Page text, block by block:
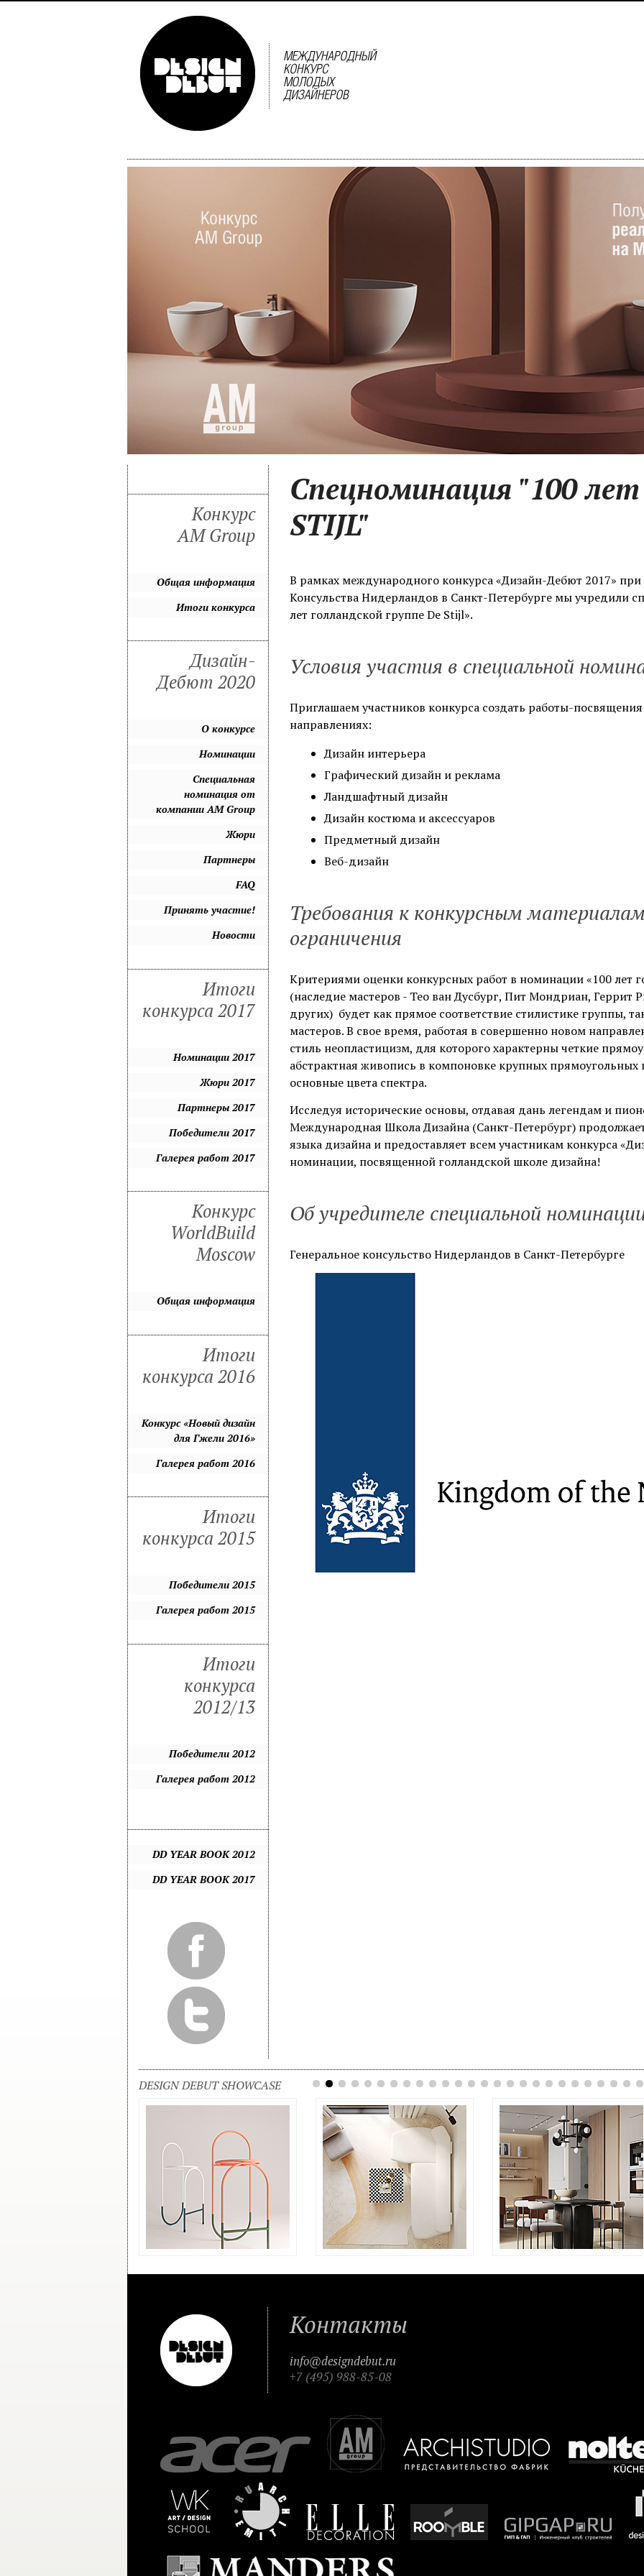
Спецноминация "100 лет
STIJL"
В рамках международного конкурса «Дизайн-Дебют 2017»
Консульства Нидерландов в Санкт-Петербурге мы учредили
лет голландской группе De Stijl».
Условия участия в специальной
Приглашаем участников конкурса создать работы-
направлениях:
Дизайн интерьера
Графический дизайн и реклама
Ландшафтный дизайн
Дизайн костюма и аксессуаров
Предметный дизайн
Веб-дизайн
Требования к конкурсным
ограничения
Критериями оценки конкурсных работ в номинации «100 лет
(наследие мастеров - Тео ван Дусбург, Пит Мондриан, Геррит
других) будет как прямое соответствие стилистике группы,
мастеров. В свое время, работая в совершенно новом
стиль неопластицизм, для которого характерны четкие
абстрактная живопись в компоновке крупных прямоугольных
основные цвета спектра.
Исследуя исторические основы, отдавая дань легендам и
Международная Школа Дизайна (Санкт-Петербург)
языка дизайна и предоставляет всем участникам конкурса
номинации, посвященной голландской школе дизайна!
Об учредителе специальной
Генеральное консульство Нидерландов в Санкт-Петербурге
Конкурс
AM Group
Общая информация
Итоги конкурса
Дизайн-
Дебют 2020
О конкурсе
Номинации
Специальная
номинация от
компании AM Group
Жюри
Партнеры
FAQ
Принять участие!
Новости
Итоги
конкурса 2017
Номинации 2017
Жюри 2017
Партнеры 2017
Победители 2017
Галерея работ 2017
Конкурс
WorldBuild
Moscow
Общая информация
Итоги
конкурса 2016
Конкурс «Новый дизайн
для Гжели 2016»
Галерея работ 2016
Итоги
конкурса 2015
Победители 2015
Галерея работ 2015
Итоги
конкурса
2012/13
Победители 2012
Галерея работ 2012
DD YEAR BOOK 2012
DD YEAR BOOK 2017
DESIGN DEBUT SHOWCASE
Контакты
info@designdebut.ru
+7 (495) 988-85-08